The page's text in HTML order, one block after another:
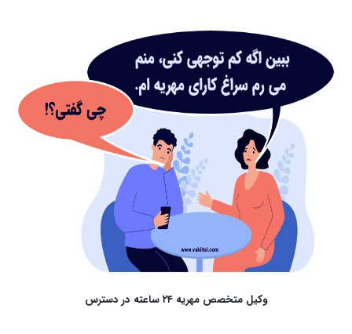
وکیل متخصص مهریه ۲۴ ساعته در دسترس